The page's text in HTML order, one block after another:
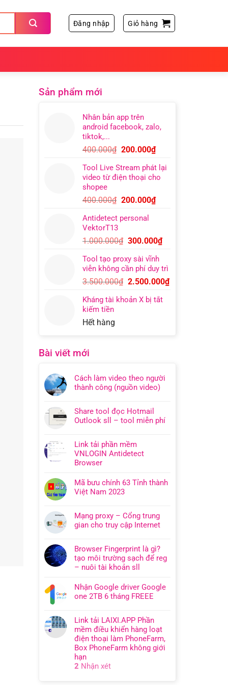
Đăng nhập Giỏ hàng
Sản phẩm mới
Nhân bản app trên
android facebook, zalo,
tiktok,...
400.000₫ Giá
là:
400.000₫.
200.000₫Giá
tại
là:
Tool Live Stream phát lại
video từ điện thoại cho
shopee
400.000₫ Giá
là:
200.000₫Giá
200.000₫.
Antidetect personal
VektorT13
1.000.000₫ Giá
là:
1.000.000₫.
300.000₫Giá
là:
300.000₫.
Tool tạo proxy sài vĩnh
viễn không cần phí duy trì
3.500.000₫ Giá
là:
2.500.000₫Giá
Kháng tài khoản X bị tắt
kiếm tiền
Hết hàng
Bài viết mới
Cách làm video theo người
thành công (nguồn video)
Share tool đọc Hotmail
Outlook sll – tool miễn phí
Link tải phần mềm
VNLOGIN Antidetect
Browser
Mã bưu chính 63 Tỉnh thành
Việt Nam 2023
Mạng proxy – Cổng trung
gian cho truy cập Internet
Browser Fingerprint là gì?
tạo môi trường sạch để reg
– nuôi tài khoản sll
Nhận Google driver Google
one 2TB 6 tháng FREEE
Link tải LAIXI.APP Phần
mềm điều khiển hàng loạt
điện thoại làm PhoneFarm,
Box PhoneFarm không giới
hạn
2 Nhận xét